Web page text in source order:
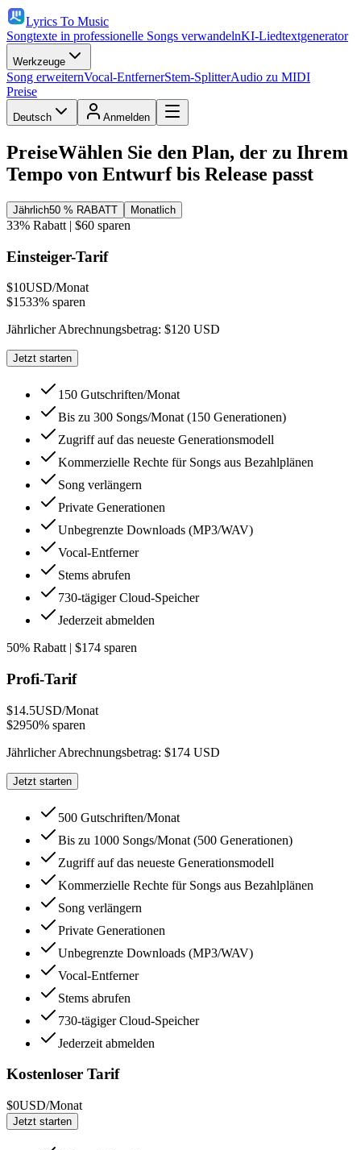
Lyrics To Music
Songtexte in professionelle Songs verwandelnKI-Liedtextgenerator
Werkzeuge
Song erweiternVocal-EntfernerStem-SplitterAudio zu MIDI
Preise
Deutsch Anmelden
PreiseWählen Sie den Plan, der zu Ihrem
Tempo von Entwurf bis Release passt
Jährlich50 % RABATT Monatlich
33% Rabatt | $60 sparen
Einsteiger-Tarif
$10USD/Monat
$1533% sparen
Jährlicher Abrechnungsbetrag: $120 USD
Jetzt starten
150 Gutschriften/Monat
Bis zu 300 Songs/Monat (150 Generationen)
Zugriff auf das neueste Generationsmodell
Kommerzielle Rechte für Songs aus Bezahlplänen
Song verlängern
Private Generationen
Unbegrenzte Downloads (MP3/WAV)
Vocal-Entferner
Stems abrufen
730-tägiger Cloud-Speicher
Jederzeit abmelden
50% Rabatt | $174 sparen
Profi-Tarif
$14.5USD/Monat
$2950% sparen
Jährlicher Abrechnungsbetrag: $174 USD
Jetzt starten
500 Gutschriften/Monat
Bis zu 1000 Songs/Monat (500 Generationen)
Zugriff auf das neueste Generationsmodell
Kommerzielle Rechte für Songs aus Bezahlplänen
Song verlängern
Private Generationen
Unbegrenzte Downloads (MP3/WAV)
Vocal-Entferner
Stems abrufen
730-tägiger Cloud-Speicher
Jederzeit abmelden
Kostenloser Tarif
$0USD/Monat
Jetzt starten